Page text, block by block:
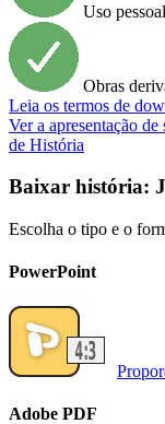
Uso
Obras
Leia os termos de
Ver a apresentação de
de História
Baixar história:
Escolha o tipo e o
PowerPoint
Adobe PDF